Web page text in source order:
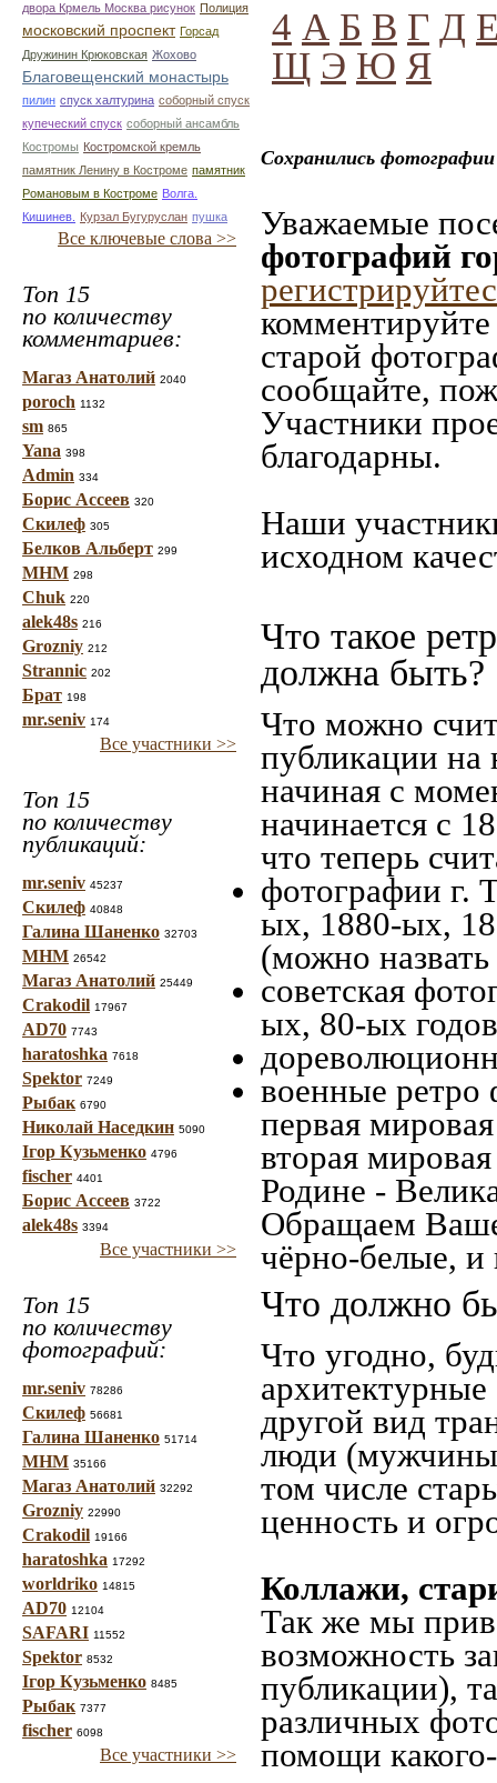
двора Крмель Москва рисунок Полиция
московский проспект Горсад
Дружинин Крюковская Жохово
Благовещенский монастырь
пилин спуск халтурина соборный спуск
купеческий спуск соборный ансамбль
Костромы Костромской кремль
памятник Ленину в Костроме памятник
Романовым в Костроме Волга.
Кишинев.
Курзал Бугуруслан пушка
Все ключевые слова >>
Топ 15
по количеству
комментариев:
Магаз Анатолий 2040
poroch 1132
sm 865
Yana 398
Admin 334
Борис Ассеев 320
Скилеф 305
Белков Альберт 299
МНМ 298
Chuk 220
alek48s 216
Grozniy 212
Strannic 202
Брат 198
mr.seniv 174
Все участники >>
Топ 15
по количеству
публикаций:
mr.seniv 45237
Скилеф 40848
Галина Шаненко 32703
МНМ 26542
Магаз Анатолий 25449
Crakodil 17967
AD70 7743
haratoshka 7618
Spektor 7249
Рыбак 6790
Николай Наседкин 5090
Ігор Кузьменко 4796
fischer 4401
Борис Ассеев 3722
alek48s 3394
Все участники >>
Топ 15
по количеству
фотографий:
mr.seniv 78286
Скилеф 56681
Галина Шаненко 51714
МНМ 35166
Магаз Анатолий 32292
Grozniy 22990
Crakodil 19166
haratoshka 17292
worldriko 14815
AD70 12104
SAFARI 11552
Spektor 8532
Ігор Кузьменко 8485
Рыбак 7377
fischer 6098
Все участники >>
4 А Б В Г Д
Щ Э Ю Я
Сохранились
Уважаемые
фотографий
старой
сообщайте,
Участники
благодарны.
Наши
исходном
Что такое
должна быть?
Что можно
публикации
начиная c
начинается с
что теперь
фотографии г.
ых, 1880-ых,
(можно
советская
ых, 80-ых
военные ретро
первая
вторая
Родине -
Обращаем
чёрно-белые, и
Что должно
Что угодно,
другой вид
люди
том числе
ценность и
Коллажи,
Так же мы
возможность
публикации),
различных
помощи